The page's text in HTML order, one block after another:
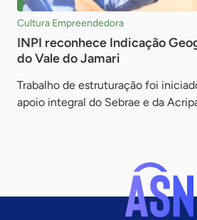
Cultura Empreendedora
INPI reconhece Indicação
do Vale do Jamari
Trabalho de estruturação foi
apoio integral do Sebrae e da